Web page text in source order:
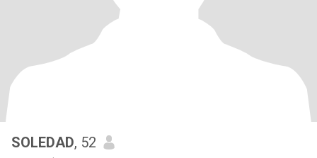
SOLEDAD, 52